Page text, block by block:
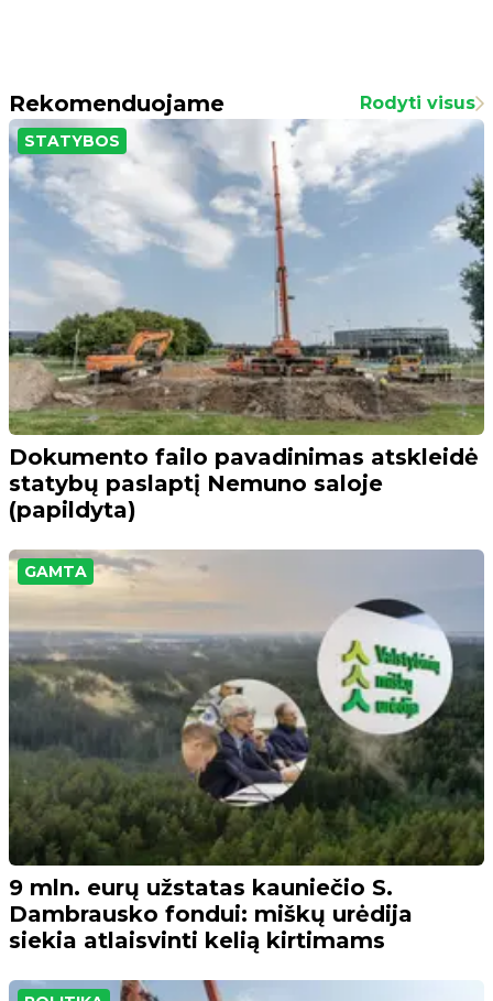
Rekomenduojame Rodyti visus
STATYBOS
Dokumento failo pavadinimas atskleidė
statybų paslaptį Nemuno saloje
(papildyta)
GAMTA
9 mln. eurų užstatas kauniečio S.
Dambrausko fondui: miškų urėdija
siekia atlaisvinti kelią kirtimams